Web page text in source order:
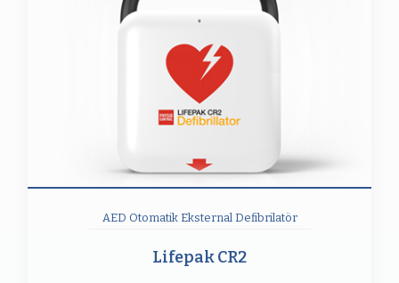
AED Otomatik Eksternal Defibrilatör
Lifepak CR2